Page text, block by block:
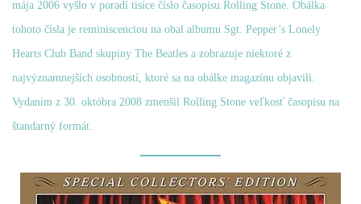
mája 2006 vyšlo v poradí tisíce číslo časopisu Rolling Stone. Obálka
tohoto čísla je reminiscenciou na obal albumu Sgt. Pepper’s Lonely
Hearts Club Band skupiny The Beatles a zobrazuje niektoré z
najvýznamnejších osobností, ktoré sa na obálke magazínu objavili.
Vydaním z 30. októbra 2008 zmenšil Rolling Stone veľkosť časopisu na
štandarný formát.